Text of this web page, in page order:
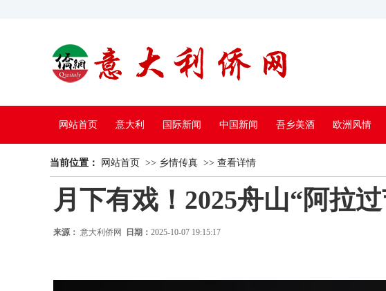
网站首页 意大利 国际新闻 中国新闻 吾乡美酒 欧洲风情
中国电视
当前位置： 网站首页 >> 乡情传真 >> 查看详情
月下有戏！2025舟山“阿拉
来源： 意大利侨网 日期： 2025-10-07 19:15:17